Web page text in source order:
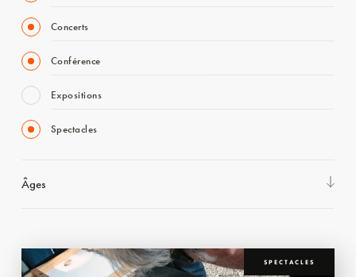
Concerts
Conférence
Expositions
Spectacles
Âges
SPECTACLES